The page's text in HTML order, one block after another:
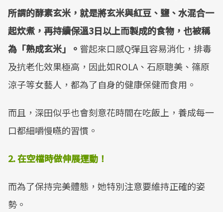
Mute
所謂的酵素玄米，就是將玄米與紅豆、鹽、水混合一
起炊煮，再持續保溫3日以上而製成的食物，也被稱
為「熟成玄米」。 嘗起來口感Q彈且容易消化，排毒
及抗老化效果極高，因此如ROLA、石原聰美、篠原
涼子等女藝人，都為了自身的健康保健而食用。
而且，深田似乎也會刻意花時間在吃飯上，養成每一
口都細嚼慢嚥的習慣。
2. 在空檔時做伸展運動！
而為了保持完美體態，她特別注意要維持正確的姿
勢。